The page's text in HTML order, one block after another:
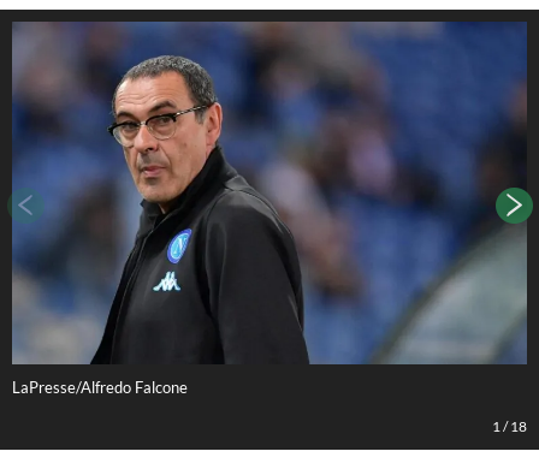
LaPresse/Alfredo Falcone
1 /18